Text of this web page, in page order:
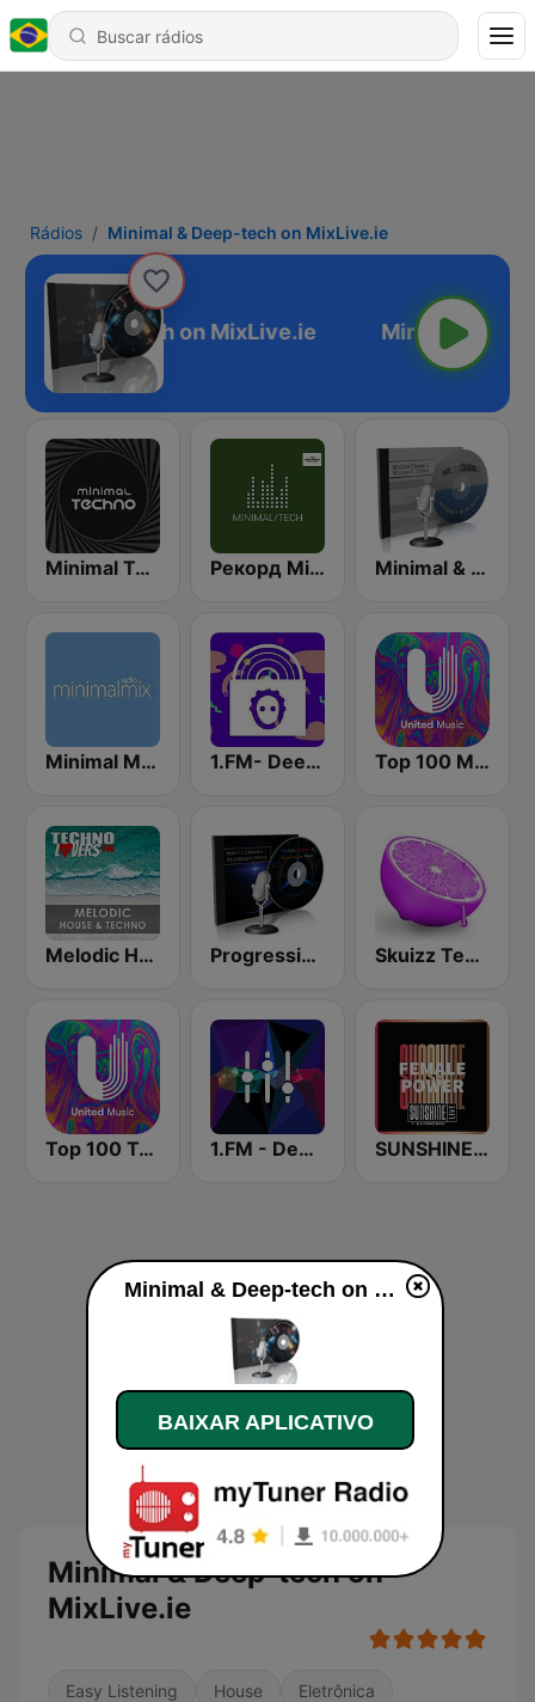
Rádios Minimal & Deep-tech on MixLive.ie
& Deep-tech on MixLive.ie
Minimal Techno Radio Рекорд Minimal/Tech (Record Minimal/Tech) Minimal & Techno on MixLive.ie
Minimal Mix Radio 1.FM- Deep Techno & Tech House Top 100 Minimal - United Music
Melodic House & Techno @ Technolovers.FM Progressive & Tech-house on MixLive.ie Skuizz Tech-House
Top 100 Tech House - United Music 1.FM - Deep House SUNSHINE LIVE - Female Power
Minimal & Deep-tech on
MixLive.ie
Easy Listening House Eletrônica
Minimal & Deep-tech on MixLive.ie ao vivo
BAIXAR APLICATIVO